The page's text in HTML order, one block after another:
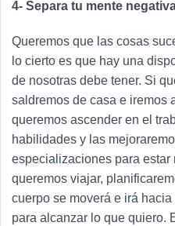
4- Separa tu mente
Queremos que las cosas
lo cierto es que hay una
de nosotras debe tener. Si
saldremos de casa e iremos
queremos ascender en el
habilidades y las
especializaciones para estar
queremos viajar,
cuerpo se moverá e irá
para alcanzar lo que quiero.